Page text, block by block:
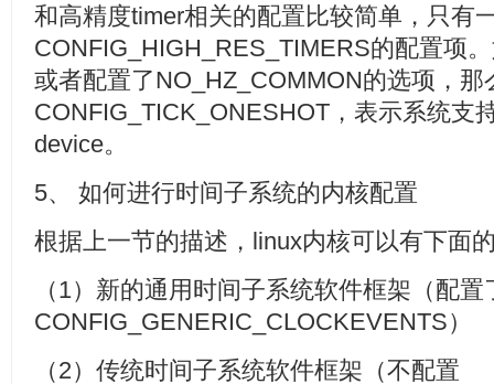
和高精度timer相关的配置比较简单，只有
CONFIG_HIGH_RES_TIMERS的配置项
或者配置了NO_HZ_COMMON的选项，那
CONFIG_TICK_ONESHOT，表示系统支
device。
5、 如何进行时间子系统的内核配置
根据上一节的描述，linux内核可以有下面
（1）新的通用时间子系统软件框架（配置
CONFIG_GENERIC_CLOCKEVENTS）
（2）传统时间子系统软件框架（不配置